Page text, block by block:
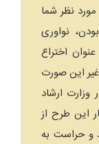
نظر شما
نواوری
اختراع
غیر این صورت
وزارت ارشاد
این طرح از
حراست به